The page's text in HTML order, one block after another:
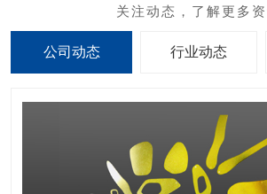
公司动态 行业动态